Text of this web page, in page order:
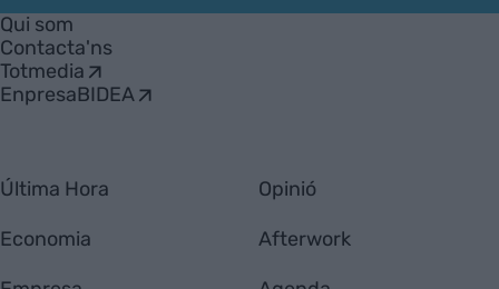
Empresa
Qui som
Contacta'ns
Totmedia
EnpresaBIDEA
Última Hora
Economia
Opinió
Afterwork